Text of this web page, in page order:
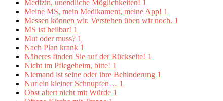
Medizin, unendliche Möglichkeiten! 1
Meine MS, mein Medikament, meine App! 1
Messen können wir. Verstehen üben wir noch. 1
MS ist heilbar! 1
Mut oder muss? 1
Nach Plan krank 1
Näheres finden Sie auf der Rückseite! 1
Nicht im Pflegeheim, bitte! 1
Niemand ist seine oder ihre Behinderung 1
Nur ein kleiner Schnupfen… 1
Obst altert nicht mit Würde 1